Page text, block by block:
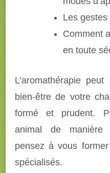
Les gestes
Comment
en toute
L’aromathérapie
bien-être de votre
formé et prudent.
animal de manière
pensez à vous
spécialisés.